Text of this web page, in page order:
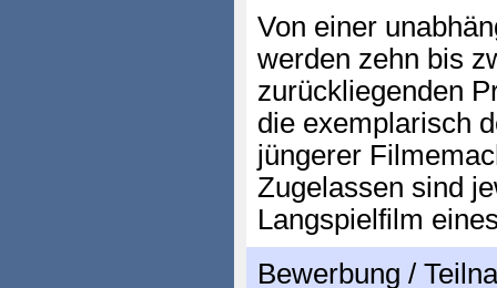
Von einer
werden zehn bis
zurückliegenden
die exemplarisch
jüngerer
Zugelassen sind
Langspielfilm
Bewerbung /